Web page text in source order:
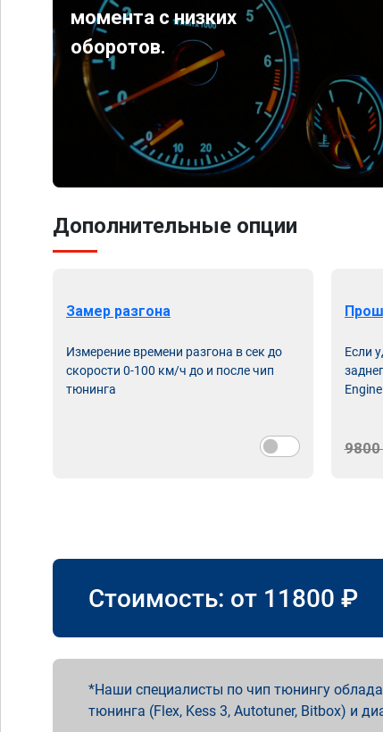
момента с низких
оборотов.
Дополнительные опции
Замер разгона
Измерение времени разгона в сек до
скорости 0-100 км/ч до и после чип
тюнинга
Если
Стоимость: от 11800 ₽
Наши специалисты по чип тюнингу
тюнинга (Flex, Kess 3, Autotuner, Bitbox) и